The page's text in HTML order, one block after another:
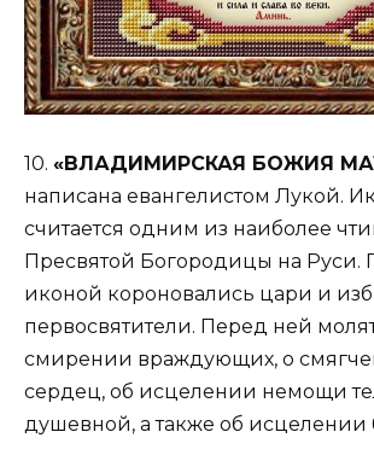
10. «ВЛАДИМИРСКАЯ БОЖИЯ
написана евангелистом Лукой.
считается одним из наиболее
Пресвятой Богородицы на Руси.
иконой короновались цари и
первосвятители. Перед ней
смирении враждующих, о
сердец, об исцелении немощи
душевной, а также об исцелении